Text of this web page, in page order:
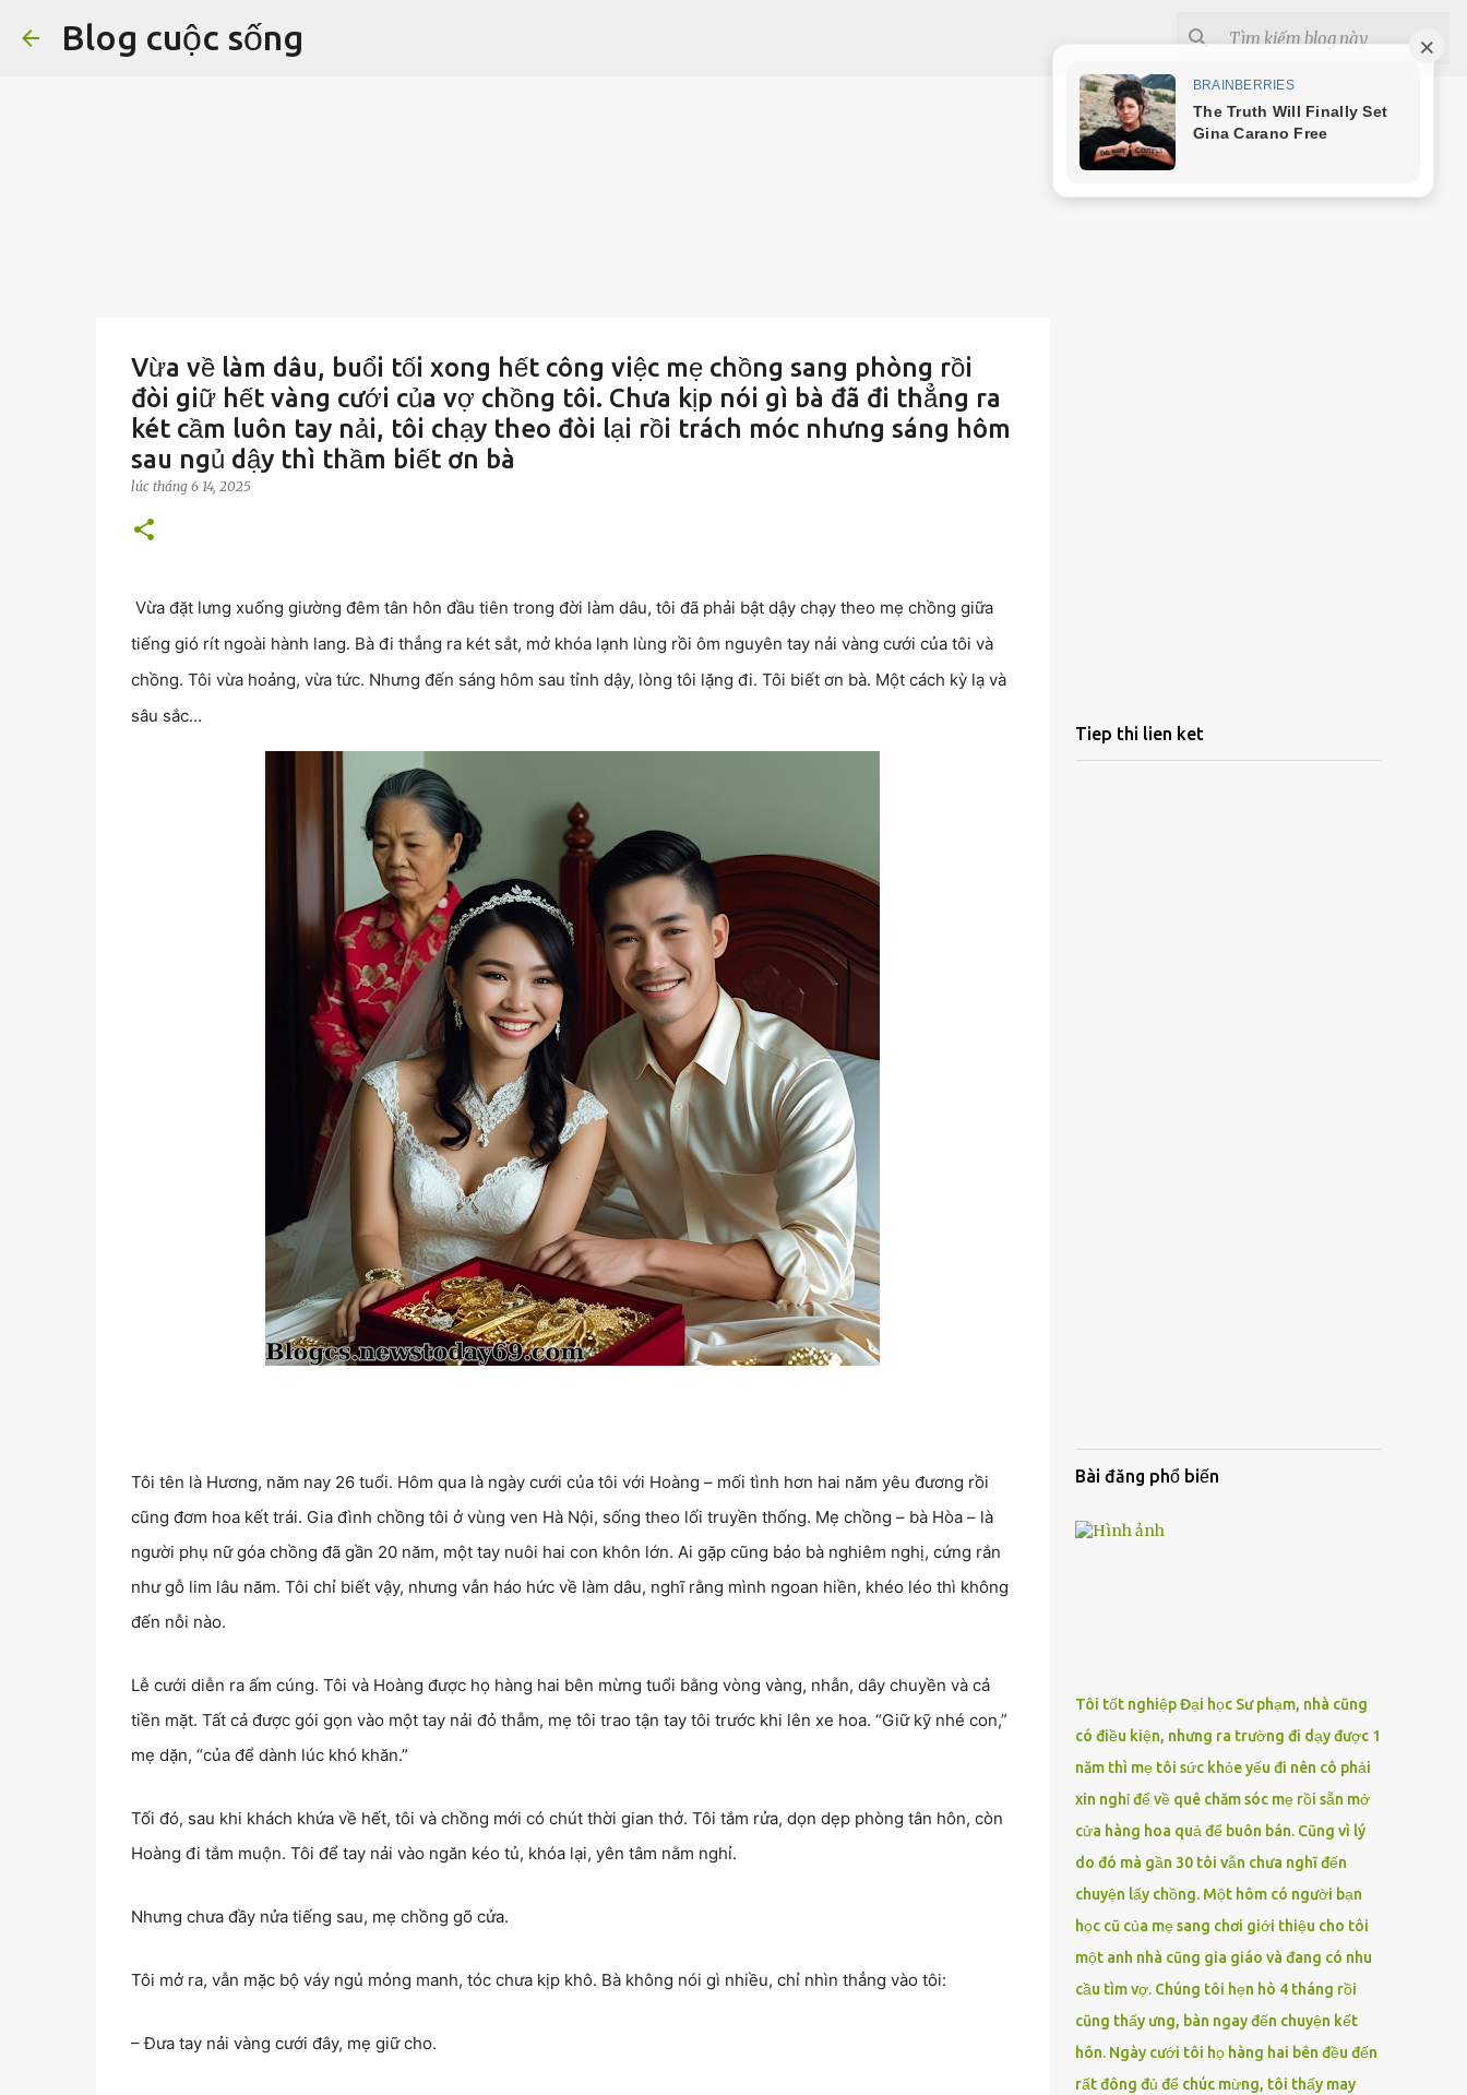
Blog cuộc sống
Vừa về làm dâu, buổi tối xong hết công việc mẹ chồng sang phòng rồi
đòi giữ hết vàng cưới của vợ chồng tôi. Chưa kịp nói gì bà đã đi thẳng ra
két cầm luôn tay nải, tôi chạy theo đòi lại rồi trách móc nhưng sáng hôm
sau ngủ dậy thì thầm biết ơn bà
lúc tháng 6 14, 2025
Vừa đặt lưng xuống giường đêm tân hôn đầu tiên trong đời làm dâu, tôi đã phải bật dậy chạy theo mẹ chồng giữa
tiếng gió rít ngoài hành lang. Bà đi thẳng ra két sắt, mở khóa lạnh lùng rồi ôm nguyên tay nải vàng cưới của tôi và
chồng. Tôi vừa hoảng, vừa tức. Nhưng đến sáng hôm sau tỉnh dậy, lòng tôi lặng đi. Tôi biết ơn bà. Một cách kỳ lạ và
sâu sắc…
Tôi tên là Hương, năm nay 26 tuổi. Hôm qua là ngày cưới của tôi với Hoàng – mối tình hơn hai năm yêu đương rồi
cũng đơm hoa kết trái. Gia đình chồng tôi ở vùng ven Hà Nội, sống theo lối truyền thống. Mẹ chồng – bà Hòa – là
người phụ nữ góa chồng đã gần 20 năm, một tay nuôi hai con khôn lớn. Ai gặp cũng bảo bà nghiêm nghị, cứng rắn
như gỗ lim lâu năm. Tôi chỉ biết vậy, nhưng vẫn háo hức về làm dâu, nghĩ rằng mình ngoan hiền, khéo léo thì không
đến nỗi nào.
Lễ cưới diễn ra ấm cúng. Tôi và Hoàng được họ hàng hai bên mừng tuổi bằng vòng vàng, nhẫn, dây chuyền và cả
tiền mặt. Tất cả được gói gọn vào một tay nải đỏ thẫm, mẹ tôi trao tận tay tôi trước khi lên xe hoa. “Giữ kỹ nhé con,”
mẹ dặn, “của để dành lúc khó khăn.”
Tối đó, sau khi khách khứa về hết, tôi và chồng mới có chút thời gian thở. Tôi tắm rửa, dọn dẹp phòng tân hôn, còn
Hoàng đi tắm muộn. Tôi để tay nải vào ngăn kéo tủ, khóa lại, yên tâm nằm nghỉ.
Nhưng chưa đầy nửa tiếng sau, mẹ chồng gõ cửa.
Tôi mở ra, vẫn mặc bộ váy ngủ mỏng manh, tóc chưa kịp khô. Bà không nói gì nhiều, chỉ nhìn thẳng vào tôi:
– Đưa tay nải vàng cưới đây, mẹ giữ cho.
Tiep thi lien ket
Bài đăng phổ biến
Tôi tốt nghiệp Đại học Sư phạm, nhà cũng
có điều kiện, nhưng ra trường đi dạy được 1
năm thì mẹ tôi sức khỏe yếu đi nên cô phải
xin nghỉ để về quê chăm sóc mẹ rồi sẵn mở
cửa hàng hoa quả để buôn bán. Cũng vì lý
do đó mà gần 30 tôi vẫn chưa nghĩ đến
chuyện lấy chồng. Một hôm có người bạn
học cũ của mẹ sang chơi giới thiệu cho tôi
một anh nhà cũng gia giáo và đang có nhu
cầu tìm vợ. Chúng tôi hẹn hò 4 tháng rồi
cũng thấy ưng, bàn ngay đến chuyện kết
hôn. Ngày cưới tôi họ hàng hai bên đều đến
rất đông đủ để chúc mừng, tôi thấy may